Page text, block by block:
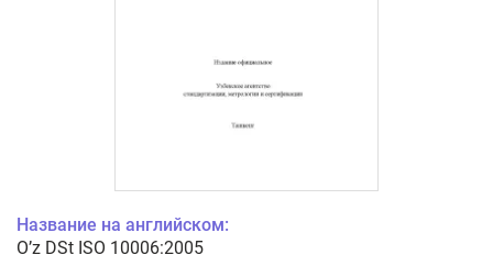
Название на английском:
O’z DSt ISO 10006:2005